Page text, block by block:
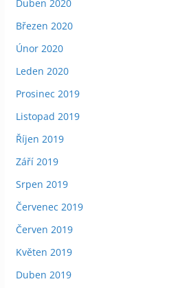
Duben 2020
Březen 2020
Únor 2020
Leden 2020
Prosinec 2019
Listopad 2019
Říjen 2019
Září 2019
Srpen 2019
Červenec 2019
Červen 2019
Květen 2019
Duben 2019